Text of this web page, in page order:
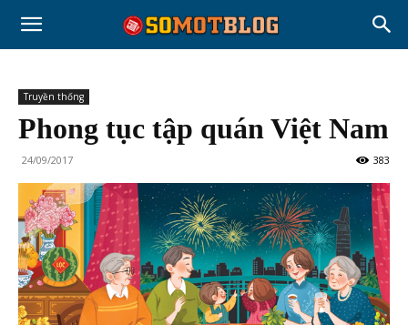
Truyền thống
Phong tục tập quán Việt Nam
24/09/2017 383